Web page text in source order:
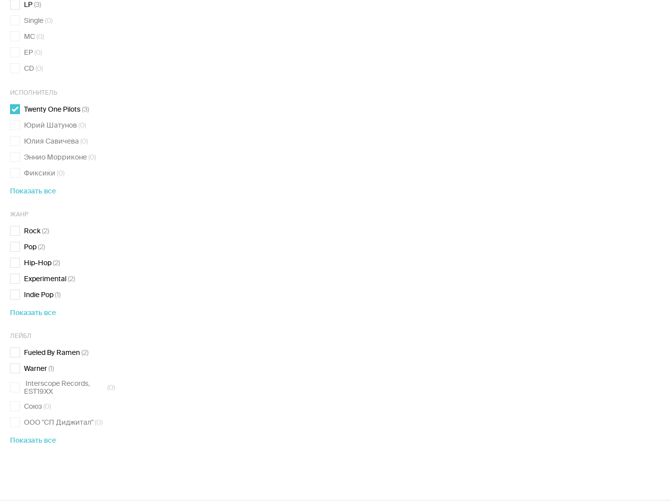
LP(3)
Single(0)
MC(0)
EP(0)
CD(0)
ИСПОЛНИТЕЛЬ
Twenty One Pilots(3)
Юрий Шатунов(0)
Юлия Савичева (0)
Эннио Морриконе(0)
Фиксики (0)
Показать все
ЖАНР
Rock(2)
Pop(2)
Hip-Hop(2)
Experimental(2)
Indie Pop(1)
Показать все
ЛЕЙБЛ
Fueled By Ramen(2)
Warner(1)
Interscope Records,
EST19XX
(0)
Союз(0)
ООО "СП Диджитал"(0)
Показать все